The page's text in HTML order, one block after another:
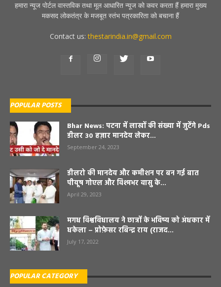
हमारा न्यूज पोर्टल वास्तविक तथा मूल आधारित न्यूज को कवर करता हैं हमारा मुख्य
मकसद लोकतंत्र के मजबूत स्तंभ पत्रकारिता को बचाना हैं
Contact us:thestarindia.in@gmail.com
POPULAR POSTS
Bhar News: पटना में लाखों की संख्या में जुटेंगे Pds
डीलर 30 हज़ार मानदेय लेकर...
September 24, 2023
डीलरो की मानदेय और कमीशन पर बन गई बात
पीयूष गोएल और विश्मभर वासु के...
April 29, 2023
मगध विश्वविधालय ने छात्रों के भविष्य को अंधकार में
धकेला – प्रोफ़ेसर रबिन्द्र राय (राजद...
July 17, 2022
POPULAR CATEGORY